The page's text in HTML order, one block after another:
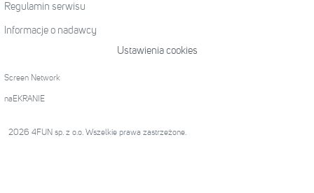
Regulamin serwisu
Informacje o nadawcy
Ustawienia cookies
Screen Network
naEKRANIE
2026 4FUN sp. z o.o. Wszelkie prawa zastrzeżone.